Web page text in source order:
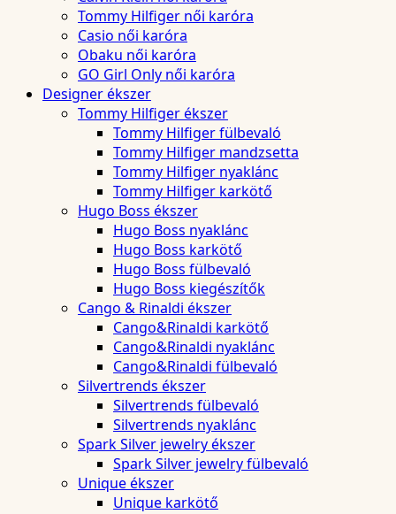
Tommy Hilfiger női karóra
Casio női karóra
Obaku női karóra
GO Girl Only női karóra
Designer ékszer
Tommy Hilfiger ékszer
Tommy Hilfiger fülbevaló
Tommy Hilfiger mandzsetta
Tommy Hilfiger nyaklánc
Tommy Hilfiger karkötő
Hugo Boss ékszer
Hugo Boss nyaklánc
Hugo Boss karkötő
Hugo Boss fülbevaló
Hugo Boss kiegészítők
Cango & Rinaldi ékszer
Cango&Rinaldi karkötő
Cango&Rinaldi nyaklánc
Cango&Rinaldi fülbevaló
Silvertrends ékszer
Silvertrends fülbevaló
Silvertrends nyaklánc
Spark Silver jewelry ékszer
Spark Silver jewelry fülbevaló
Unique ékszer
Unique karkötő